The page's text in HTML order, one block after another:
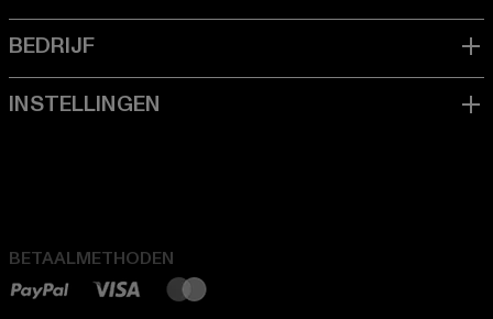
BETAALMETHODEN